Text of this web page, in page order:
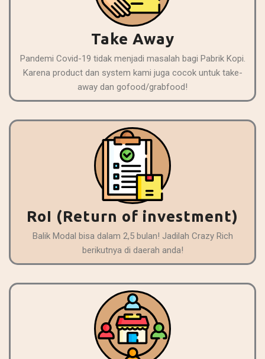
Take Away
Pandemi Covid-19 tidak menjadi masalah bagi Pabrik Kopi.
Karena product dan system kami juga cocok untuk take-
away dan gofood/grabfood!
RoI (Return of investment)
Balik Modal bisa dalam 2,5 bulan! Jadilah Crazy Rich
berikutnya di daerah anda!